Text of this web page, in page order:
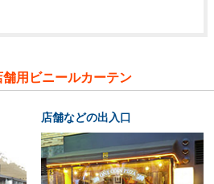
用ビニールカーテン
店舗などの出入口